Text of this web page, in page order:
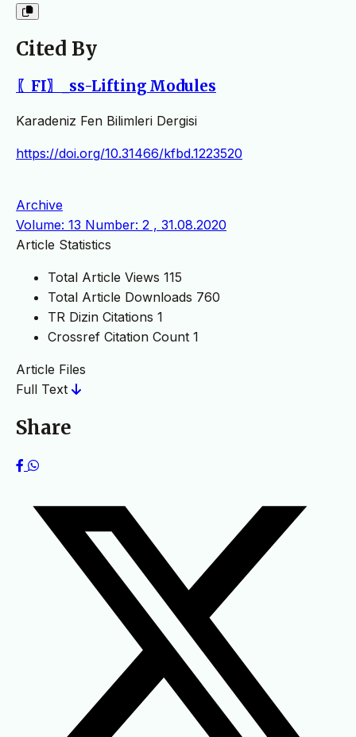
Cited By
〖FI〗_ss-Lifting Modules
Karadeniz Fen Bilimleri Dergisi
https://doi.org/10.31466/kfbd.1223520
Archive
Volume: 13 Number: 2 , 31.08.2020
Article Statistics
Total Article Views 115
Total Article Downloads 760
TR Dizin Citations 1
Crossref Citation Count 1
Article Files
Full Text
Share